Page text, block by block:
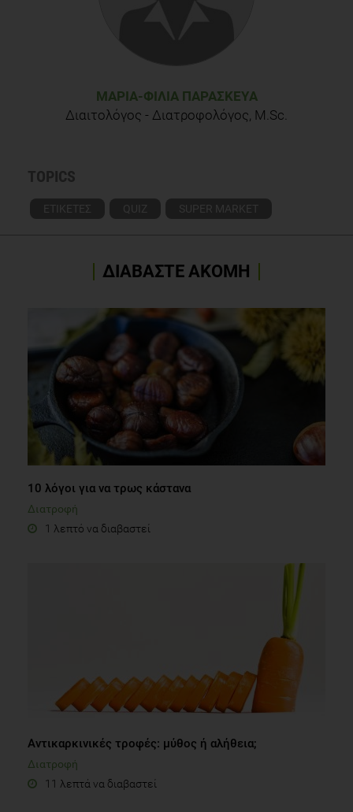
Γνώση έχω, υγεία κατέχω. Εκδόσεις Ίδρυματος
ΜΑΡΊΑ-ΦΙΛΊΑ ΠΑΡΑΣΚΕΥΆ
Διαιτολόγος - Διατροφολόγος, M.Sc.
TOPICS
ΕΤΙΚΕΤΕΣ QUIZ SUPER MARKET
ΔΙΑΒΑΣΤΕ ΑΚΟΜΗ
10 λόγοι για να τρως κάστανα
Διατροφή
1 λεπτό να διαβαστεί
Αντικαρκινικές τροφές: μύθος ή αλήθεια;
Διατροφή
11 λεπτά να διαβαστεί